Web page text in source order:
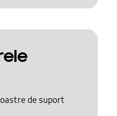
de suport